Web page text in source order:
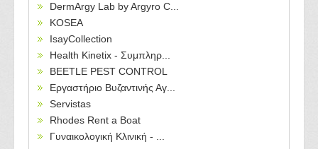
DermArgy Lab by Argyro C...
KOSEA
IsayCollection
Health Kinetix - Συμπληρ...
BEETLE PEST CONTROL
Εργαστήριο Βυζαντινής Αγ...
Servistas
Rhodes Rent a Boat
Γυναικολογική Κλινική - ...